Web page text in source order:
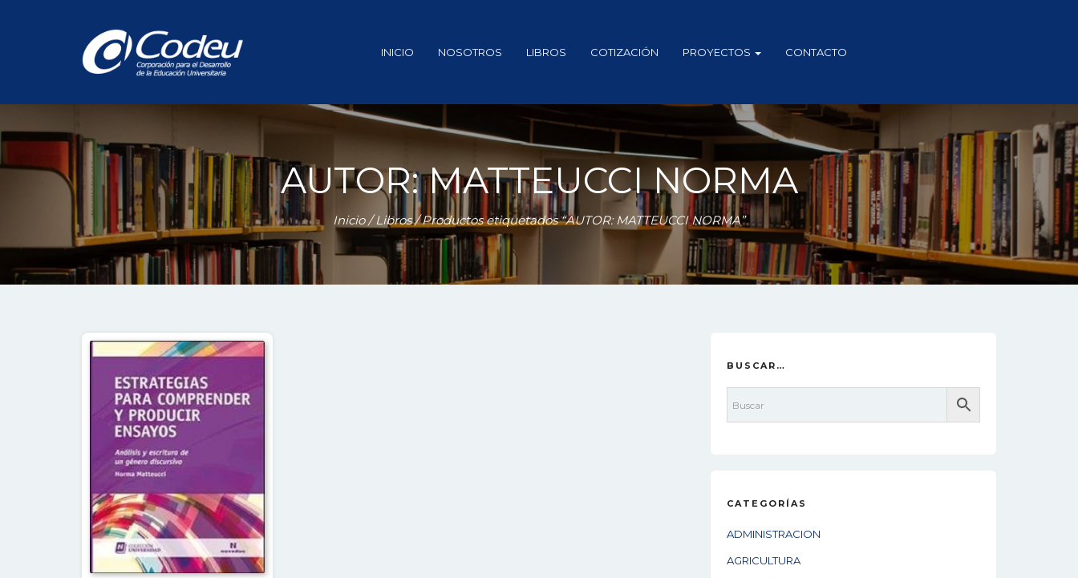
INICIO NOSOTROS LIBROS COTIZACIÓN PROYECTOS CONTACTO
AUTOR: MATTEUCCI NORMA
Inicio/Libros/ Productos etiquetados “AUTOR: MATTEUCCI NORMA”
BUSCAR…
CATEGORÍAS
ADMINISTRACION
AGRICULTURA